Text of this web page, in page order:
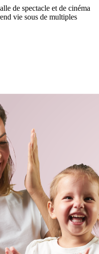
de spectacle et de cinéma
vie sous de multiples